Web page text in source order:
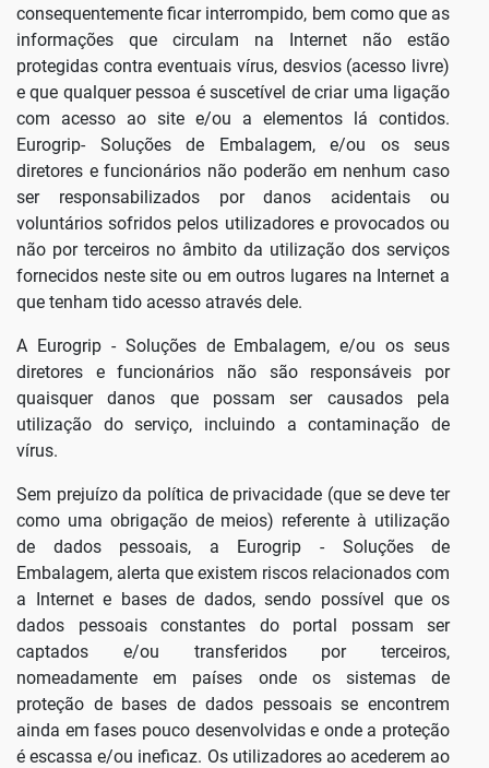
consequentemente ficar interrompido, bem como que as
informações que circulam na Internet não estão
protegidas contra eventuais vírus, desvios (acesso livre)
e que qualquer pessoa é suscetível de criar uma ligação
com acesso ao site e/ou a elementos lá contidos.
Eurogrip- Soluções de Embalagem, e/ou os seus
diretores e funcionários não poderão em nenhum caso
ser responsabilizados por danos acidentais ou
voluntários sofridos pelos utilizadores e provocados ou
não por terceiros no âmbito da utilização dos serviços
fornecidos neste site ou em outros lugares na Internet a
que tenham tido acesso através dele.
A Eurogrip - Soluções de Embalagem, e/ou os seus
diretores e funcionários não são responsáveis por
quaisquer danos que possam ser causados pela
utilização do serviço, incluindo a contaminação de
vírus.
Sem prejuízo da política de privacidade (que se deve ter
como uma obrigação de meios) referente à utilização
de dados pessoais, a Eurogrip - Soluções de
Embalagem, alerta que existem riscos relacionados com
a Internet e bases de dados, sendo possível que os
dados pessoais constantes do portal possam ser
captados e/ou transferidos por terceiros,
nomeadamente em países onde os sistemas de
proteção de bases de dados pessoais se encontrem
ainda em fases pouco desenvolvidas e onde a proteção
é escassa e/ou ineficaz. Os utilizadores ao acederem ao